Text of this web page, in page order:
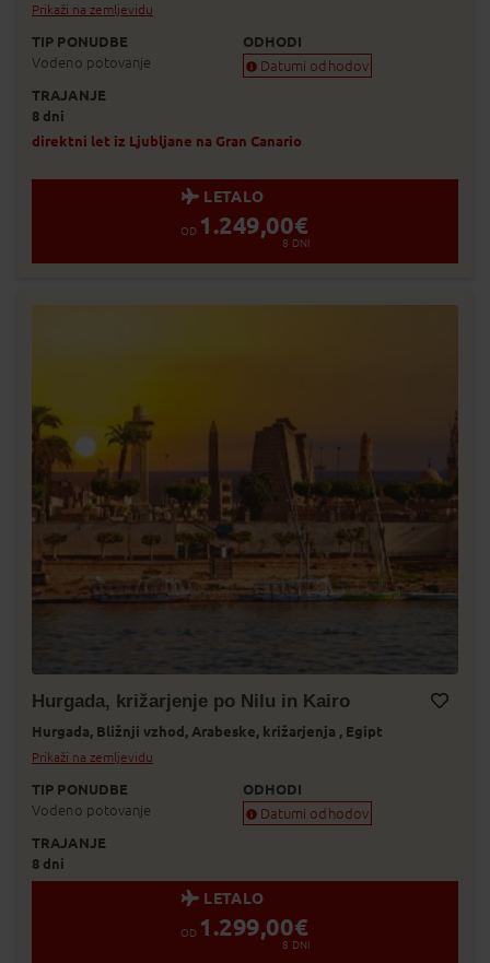
Prikaži na zemljevidu
TIP PONUDBE
Vodeno potovanje
ODHODI
Datumi odhodov
Zasedeno
TRAJANJE
8 dni
direktni let iz Ljubljane na Gran Canario
LETALO
OD 1.249,00€
8 DNI
Hurgada, križarjenje po Nilu in Kairo
Dodaj v Moj izbor
Hurgada, Bližnji vzhod, Arabeske, križarjenja , Egipt
Prikaži na zemljevidu
TIP PONUDBE
Vodeno potovanje
ODHODI
Datumi odhodov
prodaje.
TRAJANJE
8 dni
LETALO
OD 1.299,00€
8 DNI